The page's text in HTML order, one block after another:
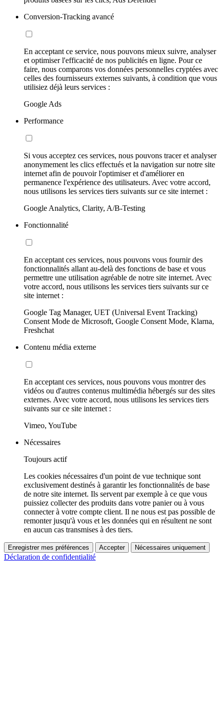
Conversion-Tracking avancé
En acceptant ce service, nous pouvons mieux suivre, analyser
et optimiser l'efficacité de nos publicités en ligne. Pour ce
faire, nous comparons vos données personnelles cryptées avec
celles des fournisseurs externes suivants, à condition que vous
utilisiez déjà leurs services :
Google Ads
Performance
Si vous acceptez ces services, nous pouvons tracer et analyser
anonymement les clics effectués et la navigation sur notre site
internet afin de pouvoir l'optimiser et d'améliorer en
permanence l'expérience des utilisateurs. Avec votre accord,
nous utilisons les services tiers suivants sur ce site internet :
Google Analytics, Clarity, A/B-Testing
Fonctionnalité
En acceptant ces services, nous pouvons vous fournir des
fonctionnalités allant au-delà des fonctions de base et vous
permettre une utilisation agréable de notre site internet. Avec
votre accord, nous utilisons les services tiers suivants sur ce
site internet :
Google Tag Manager, UET (Universal Event Tracking)
Consent Mode de Microsoft, Google Consent Mode, Klarna,
Freshchat
Contenu média externe
En acceptant ces services, nous pouvons vous montrer des
vidéos ou d'autres contenus multimédia hébergés sur des sites
externes. Avec votre accord, nous utilisons les services tiers
suivants sur ce site internet :
Vimeo, YouTube
Nécessaires
Toujours actif
Les cookies nécessaires d'un point de vue technique sont
exclusivement destinés à garantir les fonctionnalités de base
de notre site internet. Ils servent par exemple à ce que vous
puissiez collecter des produits dans votre panier ou à vous
connecter à votre compte client. Il ne nous est pas possible de
remonter jusqu'à vous et les données qui en résultent ne sont
en aucun cas transmises à des tiers.
Enregistrer mes préférences Accepter Nécessaires uniquement
Déclaration de confidentialité